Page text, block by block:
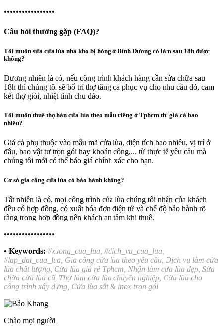
•••••••••••••••••
Câu hỏi thường gặp (FAQ)?
Tôi muốn sửa cửa lùa nhà kho bị hỏng ở Bình Dương có làm sau 18h được
không?
Đương nhiên là có, nếu công trình khách hàng cần sửa chữa sau
18h thì chúng tôi sẽ bố trí thợ tăng ca phục vụ cho nhu cầu đó, cam
kết thợ giỏi, nhiệt tình chu đáo.
Tôi muốn thuê thợ hàn cửa lùa theo mẫu riêng ở Tphcm thì giá cả bao
nhiêu?
Giá cả phụ thuộc vào mẫu mã cửa lùa, diện tích bao nhiêu, vị trí ở
đâu, bao vật tư trọn gói hay khoán công,... từ thực tế yêu cầu mà
chúng tôi mới có thể báo giá chính xác cho bạn.
Cơ sở gia công cửa lùa có bảo hành không?
Tất nhiên là có, mọi công trình của lùa chúng tôi nhận của khách
đều có hợp đồng, có xuất hóa đơn điện tử và chế độ bảo hành rõ
ràng trong hợp đồng nên khách an tâm khi thuê.
•••••••••••••••••
• Keywords: #xuong_cua_lua, #dich_vu_cua_lua,
#lap_dat_cua_lua, Gia công cửa lùa theo yêu cầu, Dịch vụ làm cửa
lùa chất lượng, Cửa lùa giá rẻ Tphcm, Nhận làm cửa lùa đẹp, Sửa
chữa cửa lùa cũ, Thợ làm cửa lùa chuyên nghiệp, Cửa lùa cho
công trình xây dựng, Cửa lùa sắt & inox trọn gói
Chào mọi người,